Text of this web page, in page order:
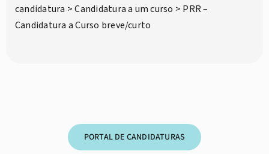
candidatura > Candidatura a um curso > PRR –
Candidatura a Curso breve/curto
PORTAL DE CANDIDATURAS